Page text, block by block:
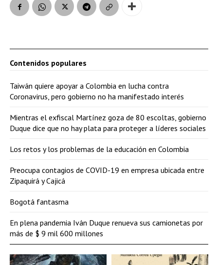
Contenidos populares
Taiwán quiere apoyar a Colombia en lucha contra
Coronavirus, pero gobierno no ha manifestado interés
Mientras el exfiscal Martínez goza de 80 escoltas, gobierno
Duque dice que no hay plata para proteger a líderes sociales
Los retos y los problemas de la educación en Colombia
Preocupa contagios de COVID-19 en empresa ubicada entre
Zipaquirá y Cajicá
Bogotá fantasma
En plena pandemia Iván Duque renueva sus camionetas por
más de $ 9 mil 600 millones